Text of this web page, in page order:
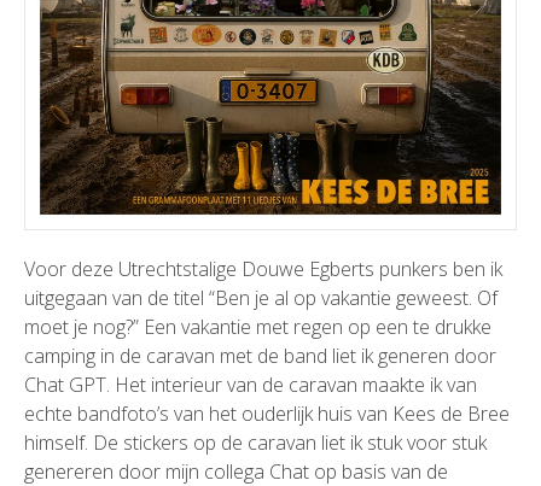
Voor deze Utrechtstalige Douwe Egberts punkers ben ik
uitgegaan van de titel “Ben je al op vakantie geweest. Of
moet je nog?” Een vakantie met regen op een te drukke
camping in de caravan met de band liet ik generen door
Chat GPT. Het interieur van de caravan maakte ik van
echte bandfoto’s van het ouderlijk huis van Kees de Bree
himself. De stickers op de caravan liet ik stuk voor stuk
genereren door mijn collega Chat op basis van de